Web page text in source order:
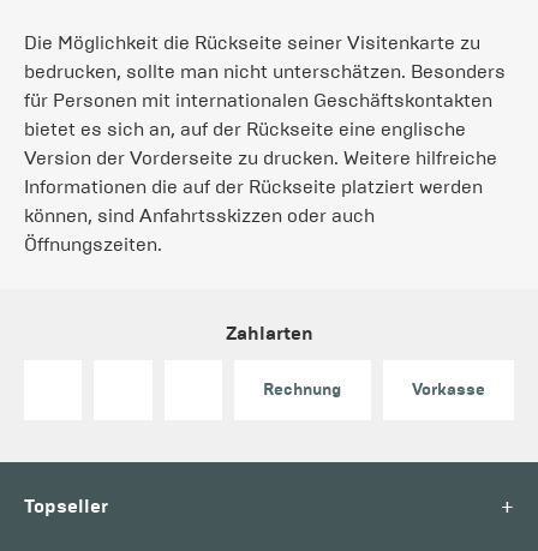
Die Möglichkeit die Rückseite seiner Visitenkarte zu
bedrucken, sollte man nicht unterschätzen. Besonders
für Personen mit internationalen Geschäftskontakten
bietet es sich an, auf der Rückseite eine englische
Version der Vorderseite zu drucken. Weitere hilfreiche
Informationen die auf der Rückseite platziert werden
können, sind Anfahrtsskizzen oder auch
Öffnungszeiten.
Zahlarten
Rechnung Vorkasse
Topseller +